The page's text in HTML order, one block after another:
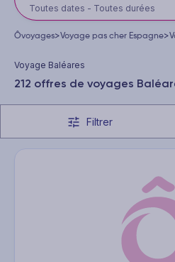
Toutes dates - Toutes durées
Ôvoyages>Voyage pas cher Espagne>
Voyage Baléares
212 offres de voyages
Filtrer